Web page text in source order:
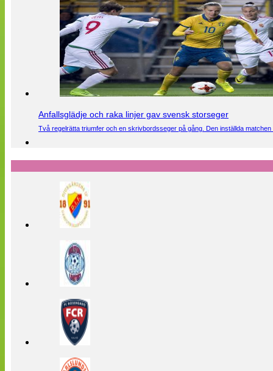
Anfallsglädje och raka linjer gav svensk storseger
Två regelrätta triumfer och en skrivbordsseger på gång. Den inställda